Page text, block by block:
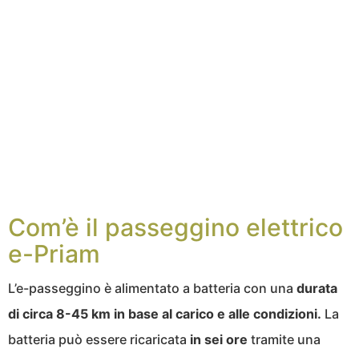
Com’è il passeggino elettrico
e-Priam
L’e-passeggino è alimentato a batteria con una durata
di circa 8-45 km in base al carico e alle condizioni. La
batteria può essere ricaricata in sei ore tramite una